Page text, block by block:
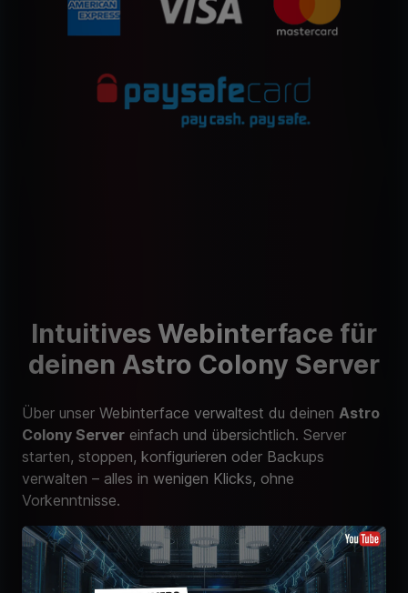
Intuitives Webinterface für
deinen Astro Colony Server
Über unser Webinterface verwaltest du deinen Astro
Colony Server einfach und übersichtlich. Server
starten, stoppen, konfigurieren oder Backups
verwalten – alles in wenigen Klicks, ohne
Vorkenntnisse.